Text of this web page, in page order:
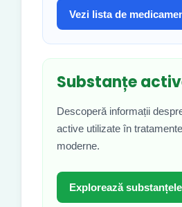
Vezi lista de
Substanțe
Descoperă informații
active utilizate în
moderne.
Explorează